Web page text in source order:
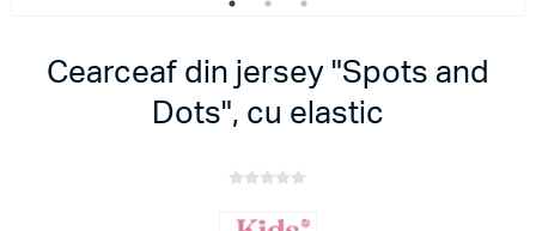
Cearceaf din jersey "Spots and
Dots", cu elastic